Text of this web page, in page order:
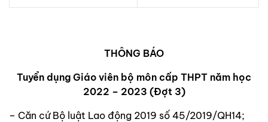
THÔNG BÁO
Tuyển dụng Giáo viên bộ môn cấp THPT năm học
2022 – 2023 (Đợt 3)
– Căn cứ Bộ luật Lao động 2019 số 45/2019/QH14;